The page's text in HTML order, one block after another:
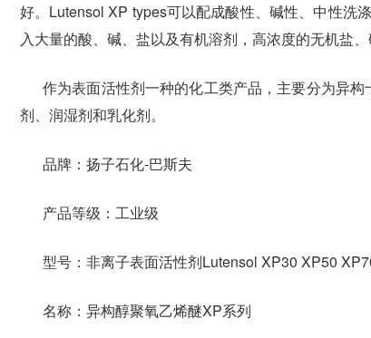
好。Lutensol XP types可以配成酸性、碱性、中性洗
入大量的酸、碱、盐以及有机溶剂，高浓度的无机盐
作为表面活性剂一种的化工类产品，主要分为异
剂、润湿剂和乳化剂。
品牌：扬子石化-巴斯夫
产品等级：工业级
型号：非离子表面活性剂Lutensol XP30 XP50
名称：异构醇聚氧乙烯醚XP系列